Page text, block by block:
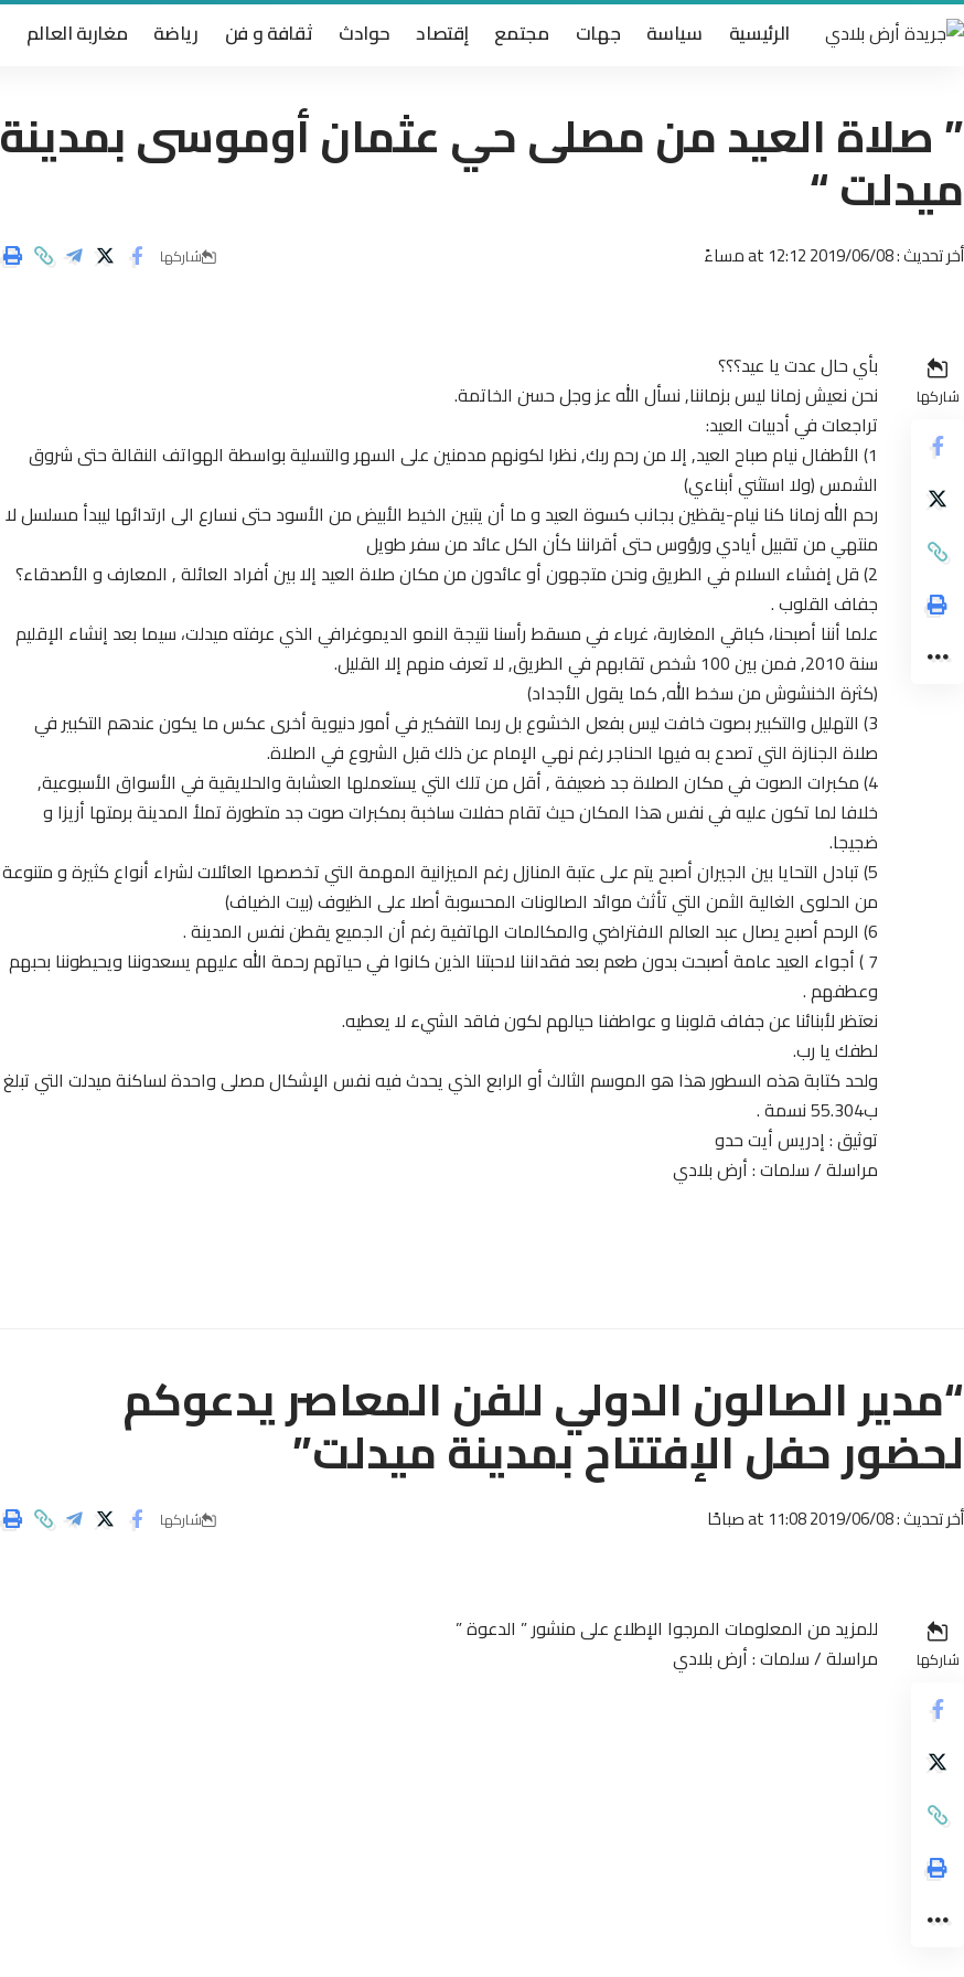
الرئيسية سياسة جهات مجتمع إقتصاد حوادث ثقافة و فن رياضة مغاربة العالم
” صلاة العيد من مصلى حي عثمان أوموسى بمدينة
ميدلت “
أخر تحديث : 2019/06/08 at 12:12 مساءً شاركها
شاركها
بأي حال عدت يا عيد؟؟؟
نحن نعيش زمانا ليس بزماننا, نسأل الله عز وجل حسن الخاتمة.
تراجعات في أدبيات العيد:
1) الأطفال نيام صباح العيد, إلا من رحم ربك, نظرا لكونهم مدمنين على السهر والتسلية بواسطة الهواتف النقالة حتى شروق
الشمس (ولا استثني أبناءي)
رحم الله زمانا كنا نيام-يقظين بجانب كسوة العيد و ما أن يتبين الخيط الأبيض من الأسود حتى نسارع الى ارتدائها ليبدأ مسلسل لا
منتهي من تقبيل أيادي ورؤوس حتى أقراننا كأن الكل عائد من سفر طويل
2) قل إفشاء السلام في الطريق ونحن متجهون أو عائدون من مكان صلاة العيد إلا بين أفراد العائلة , المعارف و الأصدقاء؟
جفاف القلوب .
علما أننا أصبحنا، كباقي المغاربة، غرباء في مسقط رأسنا نتيجة النمو الديموغرافي الذي عرفته ميدلت، سيما بعد إنشاء الإقليم
سنة 2010, فمن بين 100 شخص تقابهم في الطريق, لا تعرف منهم إلا القليل.
(كثرة الخنشوش من سخط الله, كما يقول الأجداد)
3) التهليل والتكبير بصوت خافت ليس بفعل الخشوع بل ربما التفكير في أمور دنيوية أخرى عكس ما يكون عندهم التكبير في
صلاة الجنازة التي تصدع به فيها الحناجر رغم نهي الإمام عن ذلك قبل الشروع في الصلاة.
4) مكبرات الصوت في مكان الصلاة جد ضعيفة , أقل من تلك التي يستعملها العشابة والحلايقية في الأسواق الأسبوعية,
خلافا لما تكون عليه في نفس هذا المكان حيث تقام حفلات ساخبة بمكبرات صوت جد متطورة تملأ المدينة برمتها أزيزا و
ضجيجا.
5) تبادل التحايا بين الجيران أصبح يتم على عتبة المنازل رغم الميزانية المهمة التي تخصصها العائلات لشراء أنواع كثيرة و متنوعة
من الحلوى الغالية الثمن التي تأثث موائد الصالونات المحسوبة أصلا على الظيوف (بيت الضياف)
6) الرحم أصبح يصال عبد العالم الافتراضي والمكالمات الهاتفية رغم أن الجميع يقطن نفس المدينة .
7 ) أجواء العيد عامة أصبحت بدون طعم بعد فقداننا لاحبتنا الذين كانوا في حياتهم رحمة الله عليهم يسعدوننا ويحيطوننا بحبهم
وعطفهم .
نعتظر لأبنائنا عن جفاف قلوبنا و عواطفنا حيالهم لكون فاقد الشيء لا يعطيه.
لطفك يا رب.
ولحد كتابة هذه السطور هذا هو الموسم الثالث أو الرابع الذي يحدث فيه نفس الإشكال مصلى واحدة لساكنة ميدلت التي تبلغ
ب55.304 نسمة .
توثيق : إدريس أيت حدو
مراسلة / سلمات : أرض بلادي
“مدير الصالون الدولي للفن المعاصر يدعوكم
لحضور حفل الإفتتاح بمدينة ميدلت”
أخر تحديث : 2019/06/08 at 11:08 صباحًا شاركها
شاركها
للمزيد من المعلومات المرجوا الإطلاع على منشور ” الدعوة ”
مراسلة / سلمات : أرض بلادي